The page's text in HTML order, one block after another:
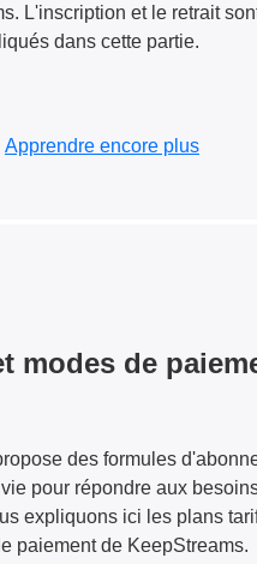
L'inscription et le retrait
dans cette partie.
Apprendre encore plus
modes de
des formules
pour répondre aux
expliquons ici les plans
paiement de KeepStreams.